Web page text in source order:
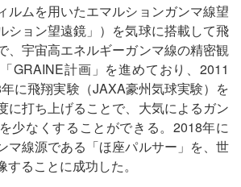
ルムを用いたエマルションガンマ線望
ション望遠鏡」）を気球に搭載して飛
、宇宙高エネルギーガンマ線の精密観
GRAINE計画」を進めており、2011
に飛翔実験（JAXA豪州気球実験）を
に打ち上げることで、大気によるガン
少なくすることができる。2018年に
マ線源である「ほ座パルサー」を、世
ることに成功した。